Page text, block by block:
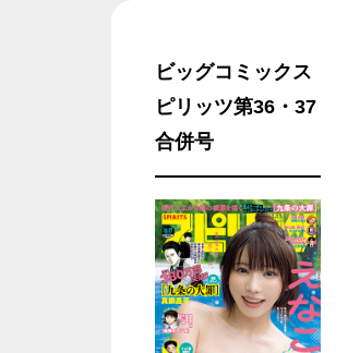
ビッグコミックス
ピリッツ第36・37
合併号